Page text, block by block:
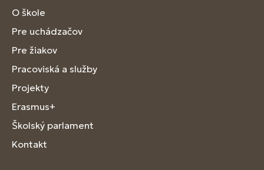
O škole
Pre uchádzačov
Pre žiakov
Pracoviská a služby
Projekty
Erasmus+
Školský parlament
Kontakt